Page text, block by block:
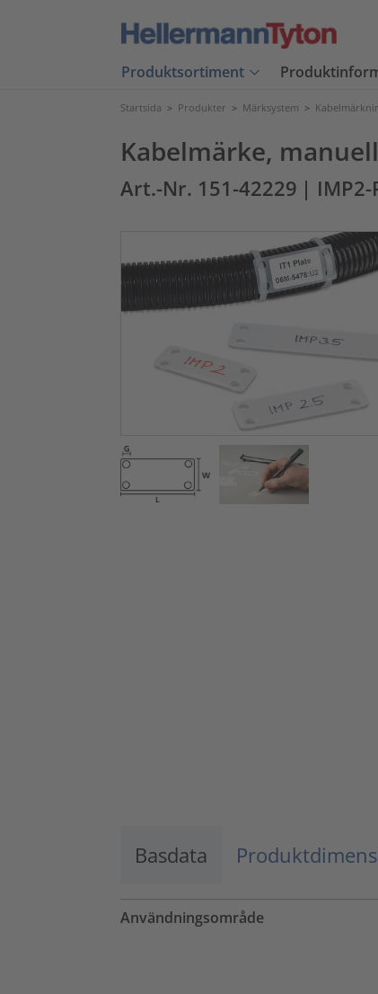
Produktsortiment
Startsida > Produkter > Märksystem >
Kabelmärke,
Art.-Nr. 151-42229 | IMP2-
Basdata
Användningsområde